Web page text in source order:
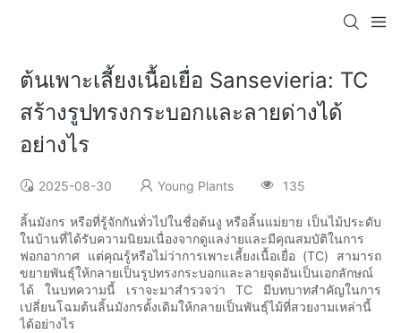
ต้นเพาะเลี้ยงเนื้อเยื่อ Sansevieria: TC
สร้างรูปทรงกระบอกและลายด่างได้
อย่างไร
2025-08-30 Young Plants 135
ลิ้นมังกร หรือที่รู้จักกันทั่วไปในชื่อต้นงู หรือลิ้นแม่ยาย เป็นไม้ประดับ
ในบ้านที่ได้รับความนิยมเนื่องจากดูแลง่ายและมีคุณสมบัติในการ
ฟอกอากาศ แต่คุณรู้หรือไม่ว่าการเพาะเลี้ยงเนื้อเยื่อ (TC) สามารถ
ขยายพันธุ์ให้กลายเป็นรูปทรงกระบอกและลายจุดอันเป็นเอกลักษณ์
ได้ ในบทความนี้ เราจะมาสำรวจว่า TC มีบทบาทสำคัญในการ
เปลี่ยนโฉมต้นลิ้นมังกรดั้งเดิมให้กลายเป็นพันธุ์ไม้ที่สวยงามเหล่านี้
ได้อย่างไร